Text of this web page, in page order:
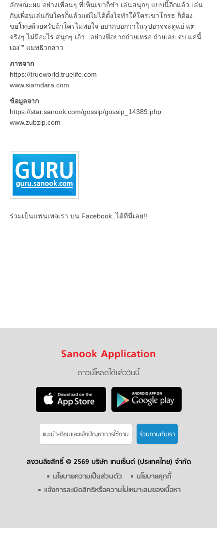
ลักษณะผม อย่างเพื่อนๆ ที่เห็นเขาก็ขำ เล่นสนุกๆ แบบนี้อีกแล้ว เล่น
กับเพื่อนเล่นกับใครก็แล้วแต่ไม่ได้ตั้งใจทำให้ใครเขาโกรธ ก็ต้อง
ขอโทษด้วยครับถ้าใครไม่พอใจ อยากบอกว่าในรูปอาจจะดูแย่ แต่
จริงๆ ไม่มีอะไร สนุกๆ เอ้า...อย่างพี่อยากถ่ายเหรอ ถ่ายเลย จบ แค่นี้
เอง"" แมทธิวกล่าว
ภาพจาก
https://trueworld.truelife.com
www.siamdara.com
ข้อมูลจาก
https://star.sanook.com/gossip/gossip_14389.php
www.zubzip.com
ร่วมเป็นแฟนเพจเรา บน Facebook..ได้ที่นี่เลย!!
Sanook Application
ดาวน์โหลดได้แล้ววันนี้
แนะนำ-ติชมเเละแจ้งปัญหาการใช้งาน ร่วมงานกับเรา
สงวนลิขสิทธิ์ © 2569 บริษัท เทนเซ็นต์ (ประเทศไทย) จำกัด
นโยบายความเป็นส่วนตัว
นโยบายคุกกี้
แจ้งการละเมิดสิทธิหรือความไม่เหมาะสมของเนื้อหา